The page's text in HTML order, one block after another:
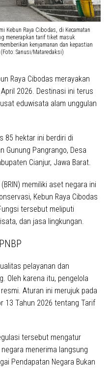
Kebun Raya Cibodas, di Kecamatan
menerapkan tarif tiket masuk
kenyamanan dan kepastian
Sanusi/Mataredaksi)
Raya Cibodas merayakan
2026. Destinasi ini terus
eduwisata alam unggulan
85 hektar ini berdiri di
Gunung Pangrango, Desa
Cianjur, Jawa Barat.
memiliki aset negara ini
Kebun Raya Cibodas
tersebut meliputi
dan jasa lingkungan.
pelayanan dan
. Oleh karena itu, pengelola
. Aturan ini merujuk pada
13 Tahun 2026 tentang Tarif
tersebut mengatur
negara menerima langsung
Pendapatan Negara Bukan